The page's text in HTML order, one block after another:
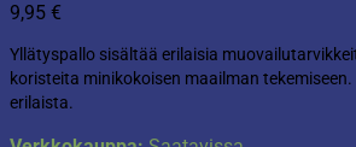
9,95 €
Yllätyspallo sisältää erilaisia
koristeita minikokoisen maailman
erilaista.